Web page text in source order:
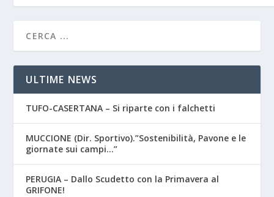
ULTIME NEWS
TUFO-CASERTANA – Si riparte con i falchetti
MUCCIONE (Dir. Sportivo).”Sostenibilità, Pavone e le
giornate sui campi…”
PERUGIA – Dallo Scudetto con la Primavera al
GRIFONE!